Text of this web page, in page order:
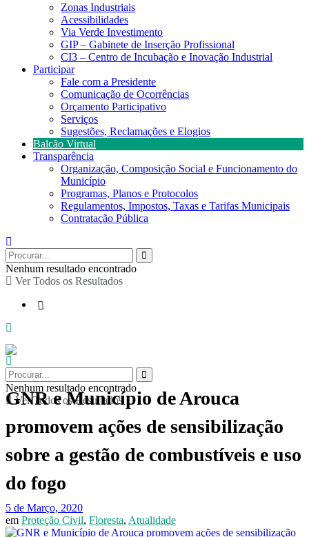
Zonas Industriais
Acessibilidades
Via Verde Investimento
GIP – Gabinete de Inserção Profissional
CI3 – Centro de Incubação e Inovação Industrial
Participar
Fale com a Presidente
Comunicação de Ocorrências
Orçamento Participativo
Serviços
Sugestões, Reclamações e Elogios
Balcão Virtual
Transparência
Organização, Composição Social e Funcionamento do
Município
Programas, Planos e Protocolos
Regulamentos, Impostos, Taxas e Tarifas Municipais
Contratação Pública
Nenhum resultado encontrado
Ver Todos os Resultados
Nenhum resultado encontrado
Ver Todos os Resultados
GNR e Município de Arouca
promovem ações de sensibilização
sobre a gestão de combustíveis e uso
do fogo
5 de Março, 2020
em Proteção Civil, Floresta, Atualidade